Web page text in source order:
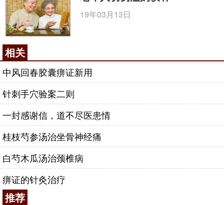
19年03月13日
相关
中风回春胶囊痹证新用
针刺手穴验案二则
一封感谢信，道不尽医患情
桂枝芍参汤治坐骨神经痛
白芍木瓜汤治颈椎病
痹证的针灸治疗
推荐